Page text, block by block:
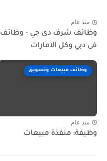
منذ عام
وظائف شرف دى جي - وظائف
فى دبي وكل الامارات
وظائف مبيعات وتسويق
منذ عام
وظيفة: منفذة مبيعات